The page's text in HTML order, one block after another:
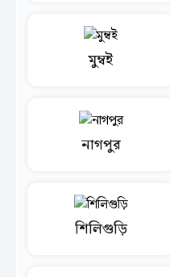
মুম্বই
নাগপুর
শিলিগুড়ি